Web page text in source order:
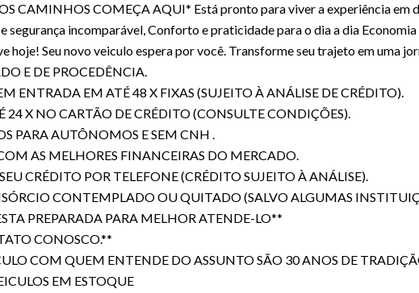
CAMINHOS COMEÇA AQUI* Está pronto para viver a experiência em
segurança incomparável, Conforto e praticidade para o dia a dia
hoje! Seu novo veiculo espera por você. Transforme seu trajeto em uma
E DE PROCEDÊNCIA.
ENTRADA EM ATÉ 48 X FIXAS (SUJEITO À ANÁLISE DE CRÉDITO).
24 X NO CARTÃO DE CRÉDITO (CONSULTE CONDIÇÕES).
PARA AUTÔNOMOS E SEM CNH .
AS MELHORES FINANCEIRAS DO MERCADO.
CRÉDITO POR TELEFONE (CRÉDITO SUJEITO À ANÁLISE).
CONTEMPLADO OU QUITADO (SALVO ALGUMAS
PREPARADA PARA MELHOR ATENDE-LO**
CONOSCO.**
COM QUEM ENTENDE DO ASSUNTO SÃO 30 ANOS DE
EM ESTOQUE